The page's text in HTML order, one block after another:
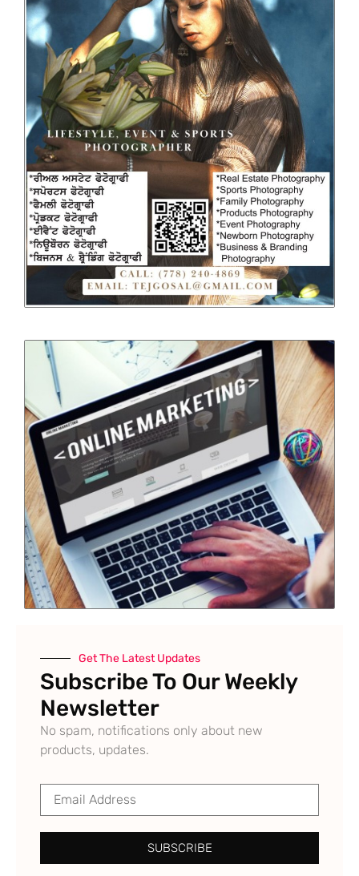
Get The Latest Updates
Subscribe To Our Weekly
Newsletter
No spam, notifications only about new
products, updates.
SUBSCRIBE